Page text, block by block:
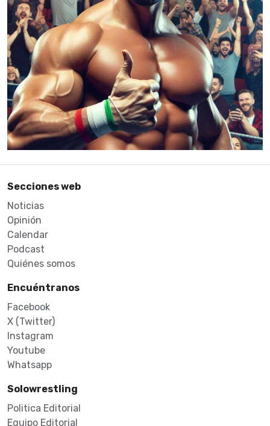
Secciones web
Noticias
Opinión
Calendar
Podcast
Quiénes somos
Encuéntranos
Facebook
X (Twitter)
Instagram
Youtube
Whatsapp
Solowrestling
Politica Editorial
Equipo Editorial